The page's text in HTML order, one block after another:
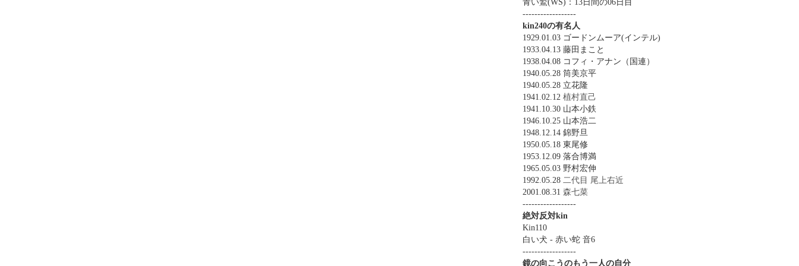
青い鷲(WS)：13日間の06日目
------------------
kin240の有名人
1929.01.03 ゴードンムーア(インテル)
1933.04.13 藤田まこと
1938.04.08 コフィ・アナン（国連）
1940.05.28 筒美京平
1940.05.28 立花隆
1941.02.12 植村直己
1941.10.30 山本小鉄
1946.10.25 山本浩二
1948.12.14 錦野旦
1950.05.18 東尾修
1953.12.09 落合博満
1965.05.03 野村宏伸
1992.05.28 二代目 尾上右近
2001.08.31 森七菜
------------------
絶対反対kin
Kin110
白い犬 - 赤い蛇 音6
------------------
鏡の向こうのもう一人の自分